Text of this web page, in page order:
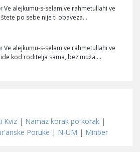
Ve alejkumu-s-selam ve rahmetullahi ve
po sebe nije ti obaveza…
Ve alejkumu-s-selam ve rahmetullahi ve
kod roditelja sama, bez muža.…
Kviz | Namaz korak po korak |
Poruke | N-UM | Minber